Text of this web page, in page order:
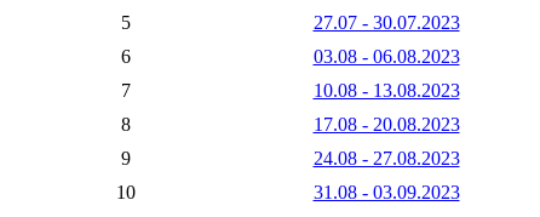
5
27.07 - 30.07.2023
6
03.08 - 06.08.2023
7
10.08 - 13.08.2023
8
17.08 - 20.08.2023
9
24.08 - 27.08.2023
10
31.08 - 03.09.2023